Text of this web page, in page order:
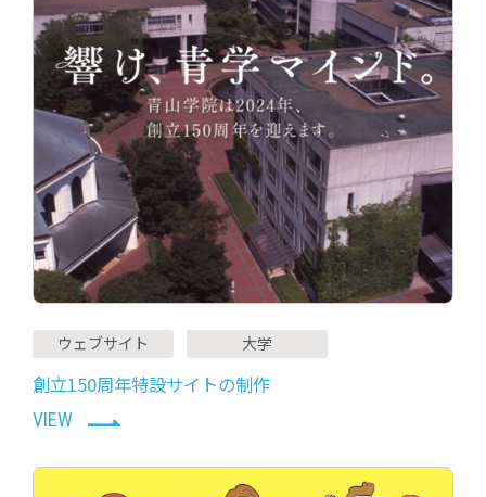
ウェブサイト 大学
創立150周年特設サイトの制作
VIEW